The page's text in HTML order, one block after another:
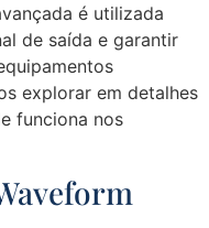
é utilizada
de saída e garantir
explorar em detalhes
funciona nos